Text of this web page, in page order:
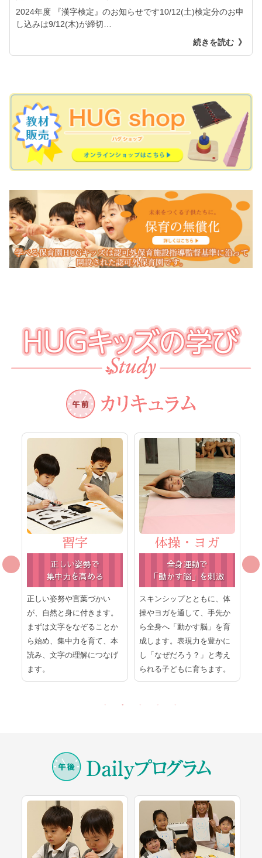
2024年度 『漢字検定』のお知らせです10/12(土)検定分のお申
し込みは9/12(木)が締切…
続きを読む
習字
正しい姿勢で
集中力を高める
正しい姿努や言葉づかい
が、自然と身に付きます。
まずは文字をなぞることか
ら始め、集中力を育て、本
読み、文字の理解につなげ
ます。
体操・ヨガ
全身運動で
「動かす脳」を刺激
スキンシップとともに、体
操やヨガを通して、手先か
ら全身へ「動かす脳」を育
成します。表現力を豊かに
し「なぜだろう？」と考え
られる子どもに育ちます。